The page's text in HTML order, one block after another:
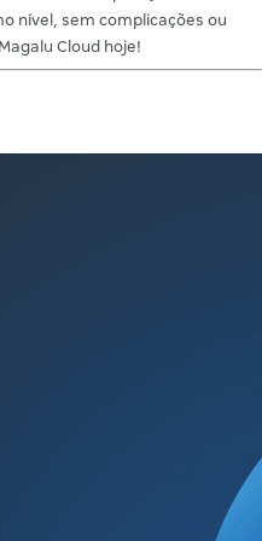
nível, sem complicações ou
Cloud hoje!